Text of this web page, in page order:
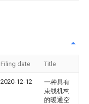
Filing date Title
2020-12-12
一种具有
束线机构
的暖通空